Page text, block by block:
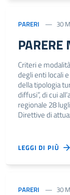
PARERI 30
Criteri e
degli enti locali
della tipologia
diffusi”, di cui
regionale 28
Direttive di
LEGGI DI PIÙ
PARERI 30